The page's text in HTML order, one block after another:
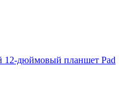
12-дюймовый планшет Pad